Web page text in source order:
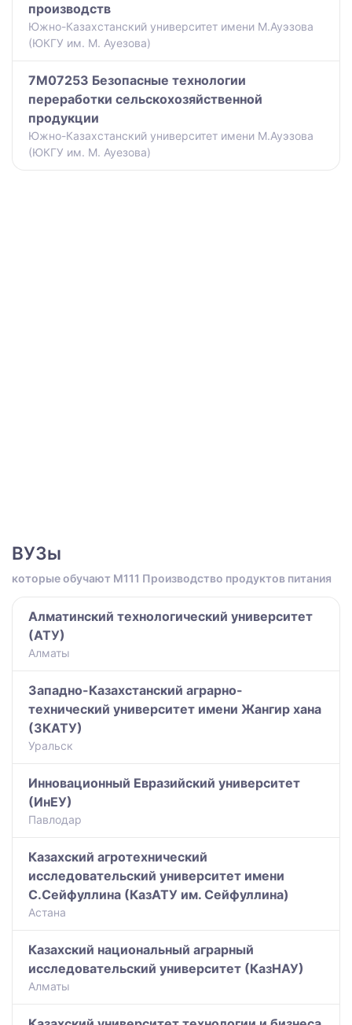
производств
Южно-Казахстанский университет имени М.Ауэзова
(ЮКГУ им. М. Ауезова)
7M07253 Безопасные технологии
переработки сельскохозяйственной
продукции
Южно-Казахстанский университет имени М.Ауэзова
(ЮКГУ им. М. Ауезова)
ВУЗы
которые обучают M111 Производство продуктов питания
Алматинский технологический университет
(АТУ)
Алматы
Западно-Казахстанский аграрно-
технический университет имени Жангир хана
(ЗКАТУ)
Уральск
Инновационный Евразийский университет
(ИнЕУ)
Павлодар
Казахский агротехнический
исследовательский университет имени
С.Сейфуллина (КазАТУ им. Сейфуллина)
Астана
Казахский национальный аграрный
исследовательский университет (КазНАУ)
Алматы